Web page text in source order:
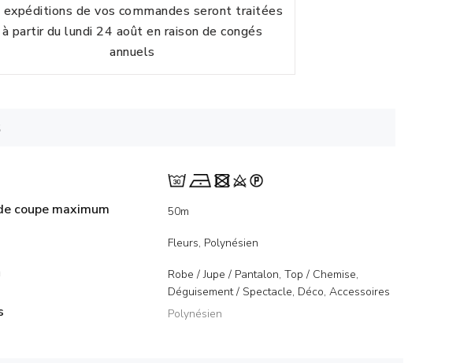
de vos commandes seront traitées
à partir du lundi 24 août en raison de congés
annuels
coupe maximum
50m
Fleurs, Polynésien
Robe / Jupe / Pantalon, Top / Chemise,
Déguisement / Spectacle, Déco, Accessoires
Polynésien